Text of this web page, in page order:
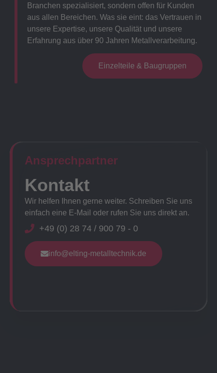
Branchen spezialisiert, sondern offen für Kunden
aus allen Bereichen. Was sie eint: das Vertrauen in
unsere Expertise, unsere Qualität und unsere
Erfahrung aus über 90 Jahren Metallverarbeitung.
Einzelteile & Baugruppen
Ansprechpartner​
Kontakt
Wir helfen Ihnen gerne weiter. Schreiben Sie uns
einfach eine E-Mail oder rufen Sie uns direkt an.
+49 (0) 28 74 / 900 79 - 0
info@elting-metalltechnik.de